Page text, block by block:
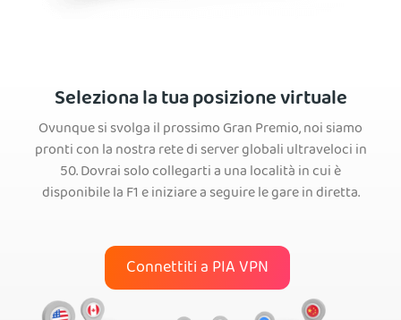
Seleziona la tua posizione virtuale
Ovunque si svolga il prossimo Gran Premio, noi siamo
pronti con la nostra rete di server globali ultraveloci in
50. Dovrai solo collegarti a una località in cui è
disponibile la F1 e iniziare a seguire le gare in diretta.
Connettiti a PIA VPN